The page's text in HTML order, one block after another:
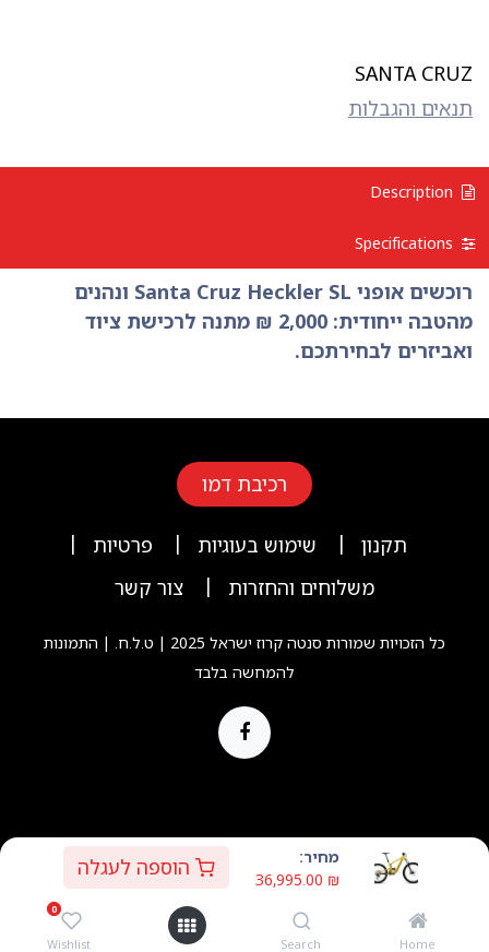
מחיר:
₪
36,995.00 הוספה לעגלה
Home
Search
0
Wishlist
SANTA CRUZ
תנאים והגבלות
רוכשים אופני Santa Cruz Heckler SL ונהנים
מהטבה ייחודית: 2,000 ₪ מתנה לרכישת ציוד
ואביזרים לבחירתכם.
רכיבת דמו
תקנון | שימוש בעוגיות | פרטיות
|
משלוחים והחזרות
| צור קשר
כל הזכויות שמורות סנטה קרוז ישראל 2025 | ט.ל.ח. | התמונות
להמחשה בלבד
Copyright © Company name
מופעל ע"י
- המס' 1